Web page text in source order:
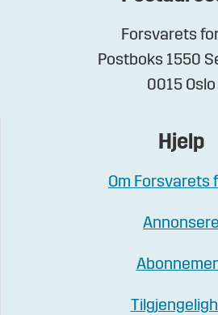
Forsvarets
Postboks 1550
0015 Oslo
Hjelp
Om Forsvarets
Annonsere